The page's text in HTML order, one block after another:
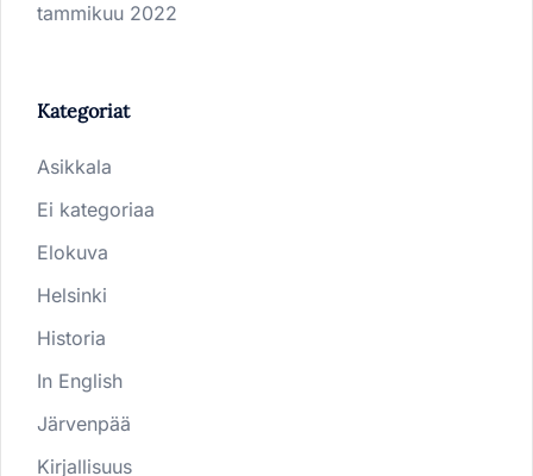
tammikuu 2022
Kategoriat
Asikkala
Ei kategoriaa
Elokuva
Helsinki
Historia
In English
Järvenpää
Kirjallisuus